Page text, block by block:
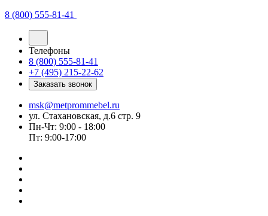
8 (800) 555-81-41
Телефоны
8 (800) 555-81-41
+7 (495) 215-22-62
Заказать звонок
msk@metprommebel.ru
ул. Стахановская, д.6 стр. 9
Пн-Чт: 9:00 - 18:00
Пт: 9:00-17:00